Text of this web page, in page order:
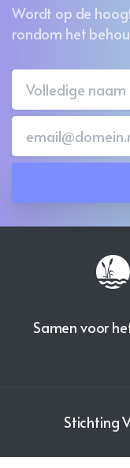
Wordt op de
rondom het
Samen voor
Stichting